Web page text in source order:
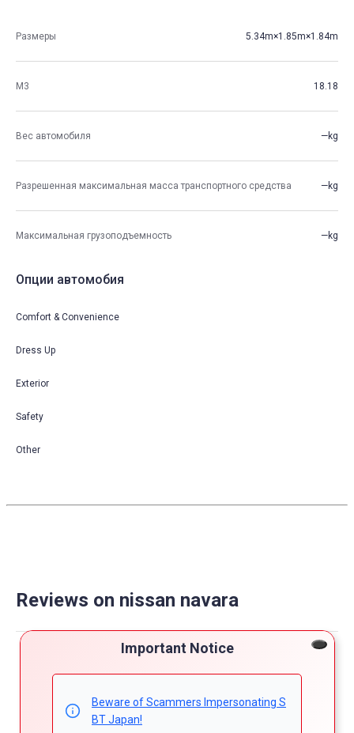
Important Notice
Beware of Scammers Impersonating S
BT Japan!
Размеры 5.34m×1.85m×1.84m
М3 18.18
Вес автомобиля —kg
Разрешенная максимальная масса транспортного средства —kg
Максимальная грузоподъемность —kg
Опции автомобия
Comfort & Convenience
Dress Up
Exterior
Safety
Other
Reviews on nissan navara
4.7
4